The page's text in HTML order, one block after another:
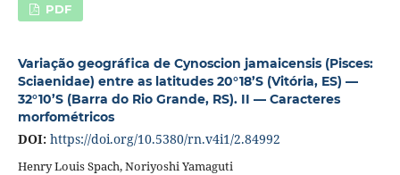
PDF
Variação geográfica de Cynoscion jamaicensis (Pisces:
Sciaenidae) entre as latitudes 20°18’S (Vitória, ES) —
32°10’S (Barra do Rio Grande, RS). II — Caracteres
morfométricos
DOI: https://doi.org/10.5380/rn.v4i1/2.84992
Henry Louis Spach, Noriyoshi Yamaguti